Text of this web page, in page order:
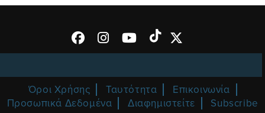
Όροι Χρήσης Ταυτότητα
Επικοινωνία
Προσωπικά Δεδομένα
Διαφημιστείτε Subscribe